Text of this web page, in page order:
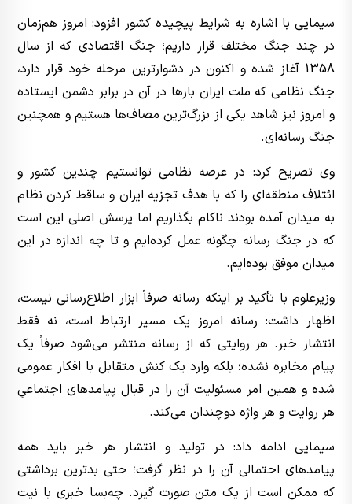
سیمایی با اشاره به شرایط پیچیده کشور افزود: امروز هم‌زمان
در چند جنگ مختلف قرار داریم؛ جنگ اقتصادی که از سال
1358 آغاز شده و اکنون در دشوارترین مرحله خود قرار دارد،
جنگ نظامی که ملت ایران بارها در آن در برابر دشمن ایستاده
و امروز نیز شاهد یکی از بزرگ‌ترین مصاف‌ها هستیم و همچنین
جنگ رسانه‌ای.
وی تصریح کرد: در عرصه نظامی توانستیم چندین کشور و
ائتلاف منطقه‌ای را که با هدف تجزیه ایران و ساقط کردن نظام
به میدان آمده بودند ناکام بگذاریم اما پرسش اصلی این است
که در جنگ رسانه چگونه عمل کرده‌ایم و تا چه اندازه در این
میدان موفق بوده‌ایم.
وزیرعلوم با تأکید بر اینکه رسانه صرفاً ابزار اطلاع‌رسانی نیست،
اظهار داشت: رسانه امروز یک مسیر ارتباط است، نه فقط
انتشار خبر. هر روایتی که از رسانه منتشر می‌شود صرفاً یک
پیام مخابره نشده؛ بلکه وارد یک کنش متقابل با افکار عمومی
شده و همین امر مسئولیت آن را در قبال پیامدهای اجتماعیِ
هر روایت و هر واژه دوچندان می‌کند.
سیمایی ادامه داد: در تولید و انتشار هر خبر باید همه
پیامدهای احتمالی آن را در نظر گرفت؛ حتی بدترین برداشتی
که ممکن است از یک متن صورت گیرد. چه‌بسا خبری با نیت